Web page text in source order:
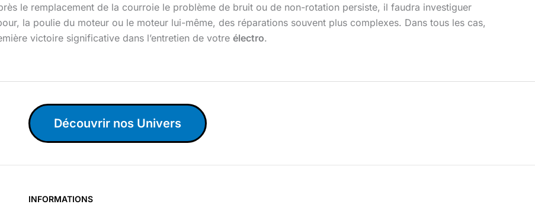
le remplacement de la courroie le problème de bruit ou de non-rotation persiste, il faudra investiguer
la poulie du moteur ou le moteur lui-même, des réparations souvent plus complexes. Dans tous les cas,
victoire significative dans l’entretien de votre électro.
Découvrir nos Univers
INFORMATIONS